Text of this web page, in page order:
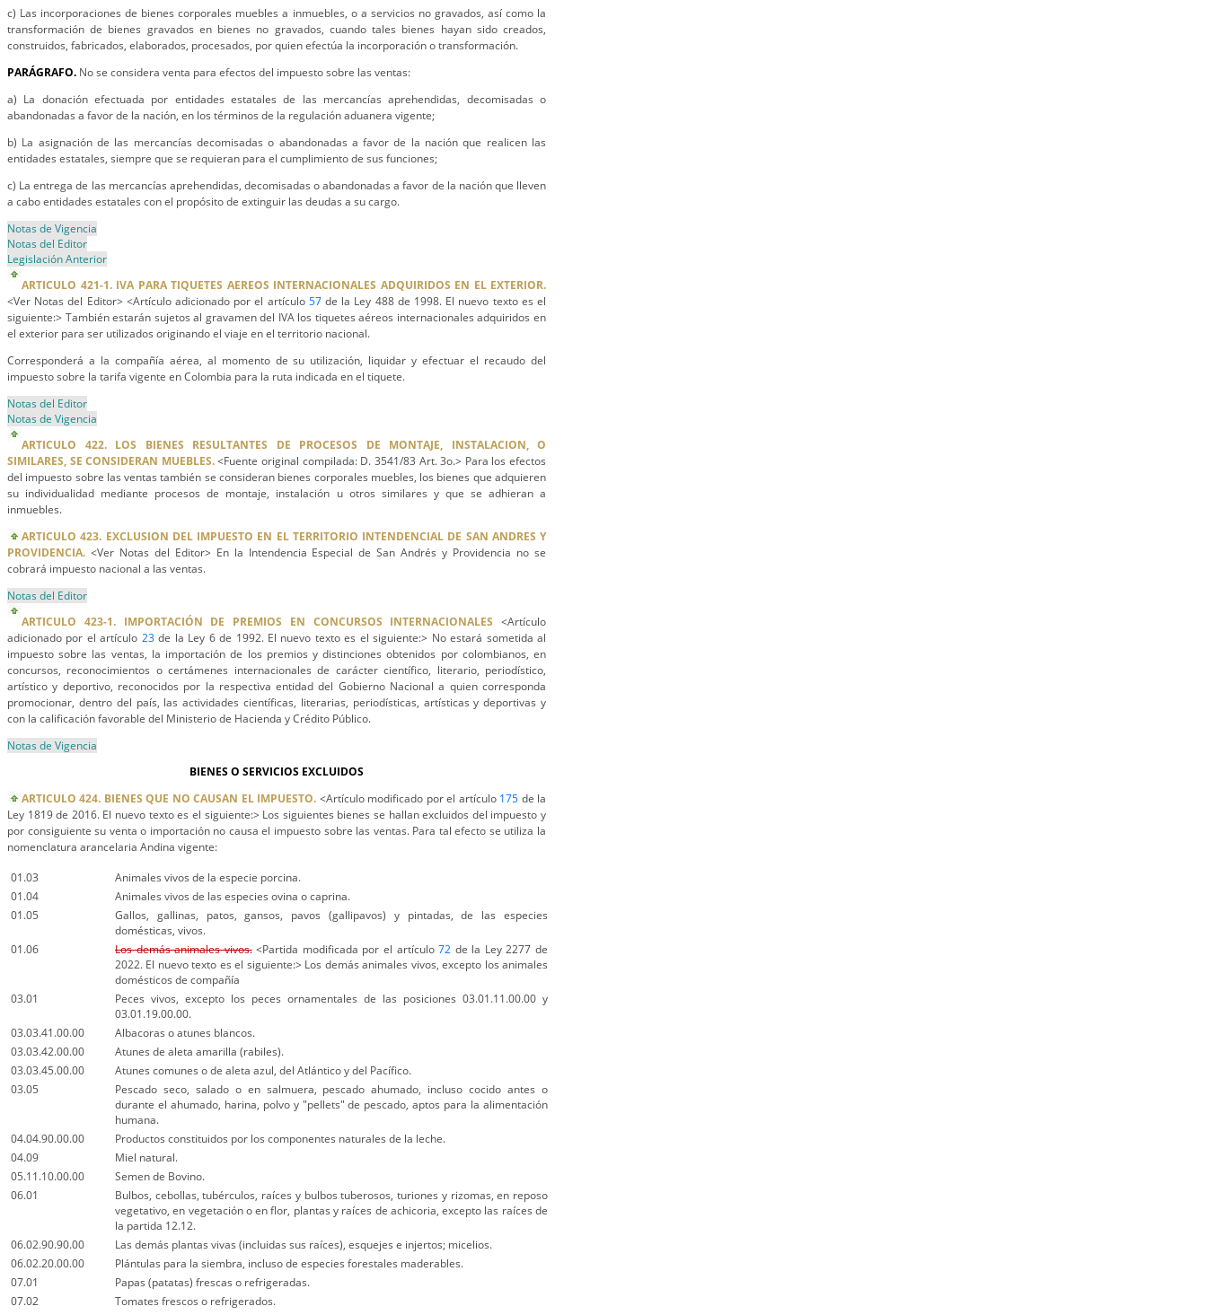
c) Las incorporaciones de bienes corporales muebles a inmuebles, o a servicios no gravados, así como la
transformación de bienes gravados en bienes no gravados, cuando tales bienes hayan sido creados,
construidos, fabricados, elaborados, procesados, por quien efectúa la incorporación o transformación.
PARÁGRAFO. No se considera venta para efectos del impuesto sobre las ventas:
a) La donación efectuada por entidades estatales de las mercancías aprehendidas, decomisadas o
abandonadas a favor de la nación, en los términos de la regulación aduanera vigente;
b) La asignación de las mercancías decomisadas o abandonadas a favor de la nación que realicen las
entidades estatales, siempre que se requieran para el cumplimiento de sus funciones;
c) La entrega de las mercancías aprehendidas, decomisadas o abandonadas a favor de la nación que lleven
a cabo entidades estatales con el propósito de extinguir las deudas a su cargo.
Notas de Vigencia
Notas del Editor
Legislación Anterior
ARTICULO 421-1. IVA PARA TIQUETES AEREOS INTERNACIONALES ADQUIRIDOS EN EL EXTERIOR.
<Ver Notas del Editor> <Artículo adicionado por el artículo 57de la Ley 488 de 1998. El nuevo texto es el
siguiente:> También estarán sujetos al gravamen del IVA los tiquetes aéreos internacionales adquiridos en
el exterior para ser utilizados originando el viaje en el territorio nacional.
Corresponderá a la compañía aérea, al momento de su utilización, liquidar y efectuar el recaudo del
impuesto sobre la tarifa vigente en Colombia para la ruta indicada en el tiquete.
Notas del Editor
Notas de Vigencia
ARTICULO 422. LOS BIENES RESULTANTES DE PROCESOS DE MONTAJE, INSTALACION, O
SIMILARES, SE CONSIDERAN MUEBLES.<Fuente original compilada: D. 3541/83 Art. 3o.> Para los efectos
del impuesto sobre las ventas también se consideran bienes corporales muebles, los bienes que adquieren
su individualidad mediante procesos de montaje, instalación u otros similares y que se adhieran a
inmuebles.
ARTICULO 423. EXCLUSION DEL IMPUESTO EN EL TERRITORIO INTENDENCIAL DE SAN ANDRES Y
PROVIDENCIA. <Ver Notas del Editor> En la Intendencia Especial de San Andrés y Providencia no se
cobrará impuesto nacional a las ventas.
Notas del Editor
ARTICULO 423-1. IMPORTACIÓN DE PREMIOS EN CONCURSOS INTERNACIONALES <Artículo
adicionado por el artículo 23de la Ley 6 de 1992. El nuevo texto es el siguiente:> No estará sometida al
impuesto sobre las ventas, la importación de los premios y distinciones obtenidos por colombianos, en
concursos, reconocimientos o certámenes internacionales de carácter científico, literario, periodístico,
artístico y deportivo, reconocidos por la respectiva entidad del Gobierno Nacional a quien corresponda
promocionar, dentro del país, las actividades científicas, literarias, periodísticas, artísticas y deportivas y
con la calificación favorable del Ministerio de Hacienda y Crédito Público.
Notas de Vigencia
BIENES O SERVICIOS EXCLUIDOS
ARTICULO 424. BIENES QUE NO CAUSAN EL IMPUESTO. <Artículo modificado por el artículo 175 de la
Ley 1819 de 2016. El nuevo texto es el siguiente:> Los siguientes bienes se hallan excluidos del impuesto y
por consiguiente su venta o importación no causa el impuesto sobre las ventas. Para tal efecto se utiliza la
nomenclatura arancelaria Andina vigente:
01.03
Animales vivos de la especie porcina.
01.04
Animales vivos de las especies ovina o caprina.
01.05
Gallos, gallinas, patos, gansos, pavos (gallipavos) y pintadas, de las especies
domésticas, vivos.
01.06
Los demás animales vivos.<Partida modificada por el artículo72 de la Ley 2277 de
2022. El nuevo texto es el siguiente:> Los demás animales vivos, excepto los animales
domésticos de compañía
03.01
Peces vivos, excepto los peces ornamentales de las posiciones 03.01.11.00.00 y
03.01.19.00.00.
03.03.41.00.00
Albacoras o atunes blancos.
03.03.42.00.00
Atunes de aleta amarilla (rabiles).
03.03.45.00.00
Atunes comunes o de aleta azul, del Atlántico y del Pacífico.
03.05
Pescado seco, salado o en salmuera, pescado ahumado, incluso cocido antes o
durante el ahumado, harina, polvo y "pellets" de pescado, aptos para la alimentación
humana.
04.04.90.00.00
Productos constituidos por los componentes naturales de la leche.
04.09
Miel natural.
05.11.10.00.00
Semen de Bovino.
06.01
Bulbos, cebollas, tubérculos, raíces y bulbos tuberosos, turiones y rizomas, en reposo
vegetativo, en vegetación o en flor, plantas y raíces de achicoria, excepto las raíces de
la partida 12.12.
06.02.90.90.00
Las demás plantas vivas (incluidas sus raíces), esquejes e injertos; micelios.
06.02.20.00.00
Plántulas para la siembra, incluso de especies forestales maderables.
07.01
Papas (patatas) frescas o refrigeradas.
07.02
Tomates frescos o refrigerados.